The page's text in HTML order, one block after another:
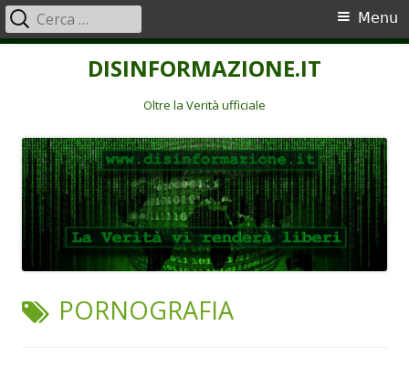
DISINFORMAZIONE.IT
Oltre la Verità ufficiale
Menu
principale
Menu
Ricerca
per:
TAG:
PORNOGRAFIA